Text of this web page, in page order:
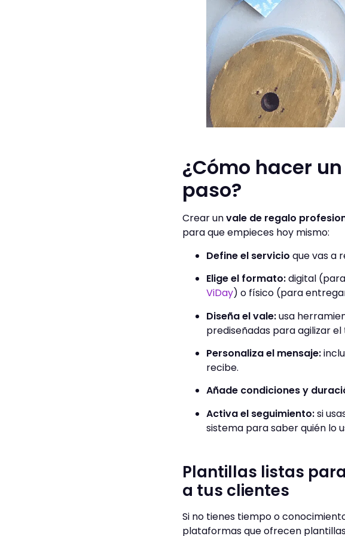
¿Cómo hacer
paso?
Crear unvale de regalo
para que empieces hoy mismo:
Define el servicio que vas a
Elige el formato:digital
ViDay) o físico (para
Diseña el vale:usa
prediseñadas para agilizar el
Personaliza el mensaje:
recibe.
Añade condiciones y
Activa el seguimiento:si
sistema para saber quién lo
Plantillas listas
a tus clientes
Si no tienes tiempo o
plataformas que ofrecen